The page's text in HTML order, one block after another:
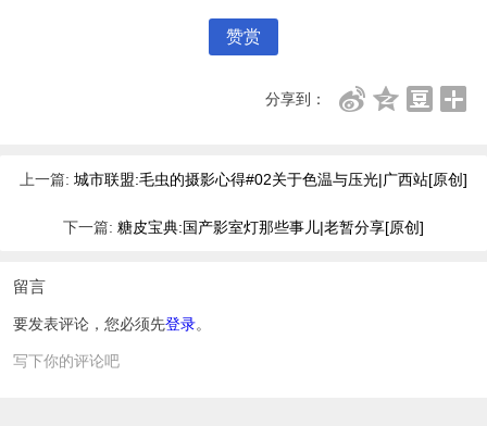
赞赏
分享到：
上一篇: 城市联盟:毛虫的摄影心得#02关于色温与压光|广西站[原创]
下一篇: 糖皮宝典:国产影室灯那些事儿|老暂分享[原创]
留言
要发表评论，您必须先登录。
写下你的评论吧